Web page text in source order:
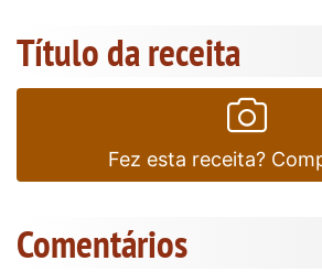
Título da receita
Fez esta receita?
Comentários